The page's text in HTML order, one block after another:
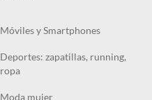
Móviles y Smartphones
Deportes: zapatillas, running,
ropa
Moda mujer